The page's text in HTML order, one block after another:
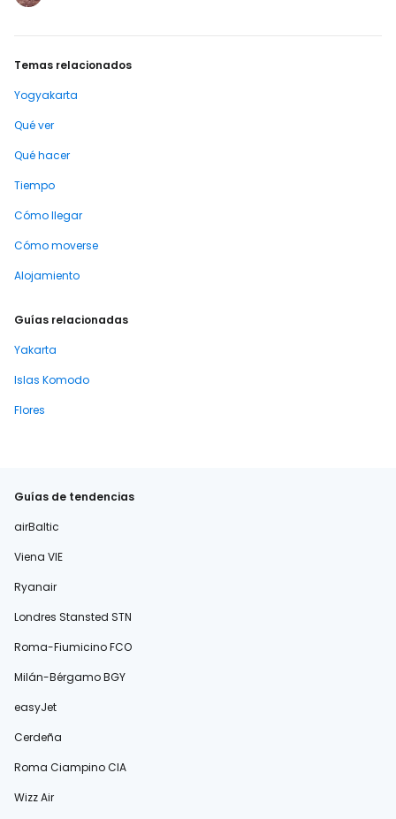
Temas relacionados
Yogyakarta
Qué ver
Qué hacer
Tiempo
Cómo llegar
Cómo moverse
Alojamiento
Guías relacionadas
Yakarta
Islas Komodo
Flores
Guías de tendencias
airBaltic
Viena VIE
Ryanair
Londres Stansted STN
Roma-Fiumicino FCO
Milán-Bérgamo BGY
easyJet
Cerdeña
Roma Ciampino CIA
Wizz Air